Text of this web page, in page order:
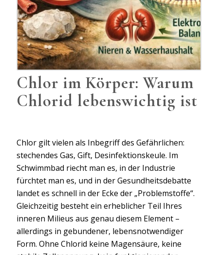
Chlor im Körper: Warum
Chlorid lebenswichtig ist
Chlor gilt vielen als Inbegriff des Gefährlichen:
stechendes Gas, Gift, Desinfektionskeule. Im
Schwimmbad riecht man es, in der Industrie
fürchtet man es, und in der Gesundheitsdebatte
landet es schnell in der Ecke der „Problemstoffe“.
Gleichzeitig besteht ein erheblicher Teil Ihres
inneren Milieus aus genau diesem Element –
allerdings in gebundener, lebensnotwendiger
Form. Ohne Chlorid keine Magensäure, keine